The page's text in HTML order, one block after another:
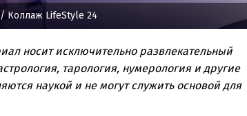
Коллаж LifeStyle 24
носит исключительно развлекательный
тарология, нумерология и другие
наукой и не могут служить основой для